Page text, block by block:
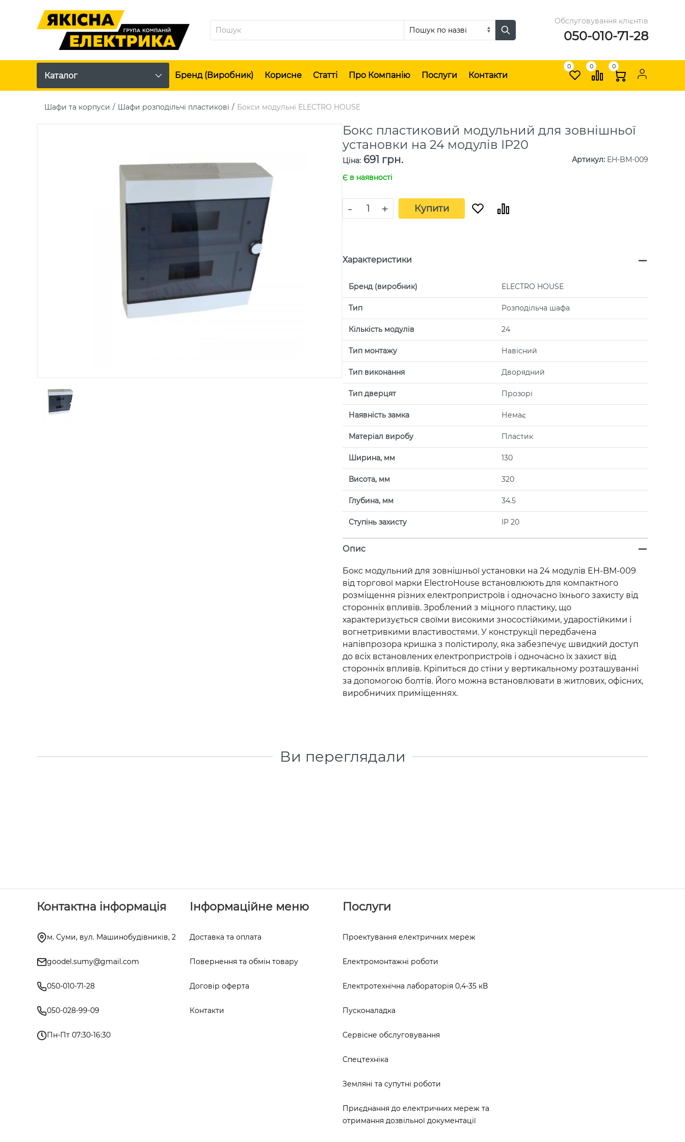
Обслуговування клієнтів
050-010-71-28
Каталог Бренд (виробник) Корисне Статті Про Компанію Послуги Контакти
0 0 0
Шафи та корпуси Шафи розподільчі пластикові Бокси модульні ELECTRO HOUSE
Бокс пластиковий модульний для зовнішньої
установки на 24 модулів IP20
Ціна: 691 грн. Артикул: EH-BM-009
Є в наявності
- + Купити
Характеристики
Бренд (виробник) ELECTRO HOUSE
Тип Розподільча шафа
Кількість модулів 24
Тип монтажу Навісний
Тип виконання Дворядний
Тип дверцят Прозорі
Наявність замка Немає
Матеріал виробу Пластик
Ширина, мм 130
Висота, мм 320
Глубина, мм 34.5
Ступінь захисту IP 20
Опис
Бокс модульний для зовнішньої установки на 24 модулів EH-BM-009
від торгової марки ElectroHouse встановлюють для компактного
розміщення різних електропристроїв і одночасно їхнього захисту від
сторонніх впливів. Зроблений з міцного пластику, що
характеризується своїми високими зносостійкими, ударостійкими і
вогнетривкими властивостями. У конструкції передбачена
напівпрозора кришка з полістиролу, яка забезпечує швидкий доступ
до всіх встановлених електропристроїв і одночасно їх захист від
сторонніх впливів. Кріпиться до стіни у вертикальному розташуванні
за допомогою болтів. Його можна встановлювати в житлових, офісних,
виробничих приміщеннях.
Ви переглядали
Контактна інформація
м. Суми, вул. Машинобудівників, 2
goodel.sumy@gmail.com
050-010-71-28
050-028-99-09
Пн-Пт 07:30-16:30
Інформаційне меню
Доставка та оплата
Повернення та обмін товару
Договір оферта
Контакти
Послуги
Проектування електричних мереж
Електромонтажні роботи
Електротехнічна лабораторія 0,4-35 кВ
Пусконаладка
Сервісне обслуговування
Спецтехніка
Земляні та супутні роботи
Приєднання до електричних мереж та
отримання дозвільної документації